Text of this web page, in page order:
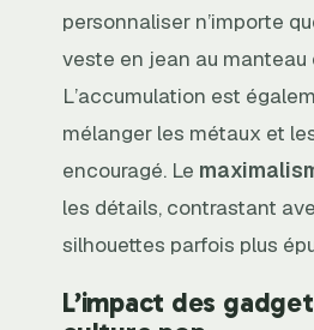
personnaliser n’importe
veste en jean au manteau
L’accumulation est
mélanger les métaux et
encouragé. Le
les détails, contrastant
silhouettes parfois plus
L’impact des